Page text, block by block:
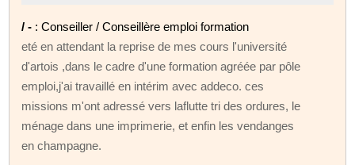
/ - : Conseiller / Conseillère emploi formation
eté en attendant la reprise de mes cours l'université
d'artois ,dans le cadre d'une formation agréée par pôle
emploi,j'ai travaillé en intérim avec addeco. ces
missions m'ont adressé vers laflutte tri des ordures, le
ménage dans une imprimerie, et enfin les vendanges
en champagne.